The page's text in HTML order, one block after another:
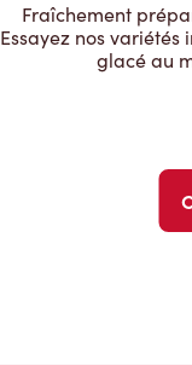
Fraîchement
Essayez nos
glacé au